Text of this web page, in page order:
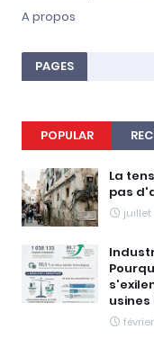
n
l
s
e
p
s
y
c
h
o
l
o
g
i
A propos
PAGES
POPULAR
La
pas
juillet
février